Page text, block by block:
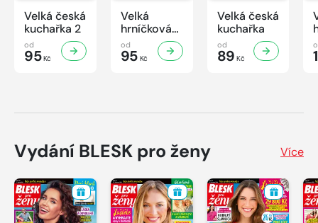
Velká česká
kuchařka 2
od
95Kč
Velká
hrníčková
kuchařka II
od
95Kč
Velká česká
kuchařka
od
89 Kč
Vydání BLESK pro ženy Více